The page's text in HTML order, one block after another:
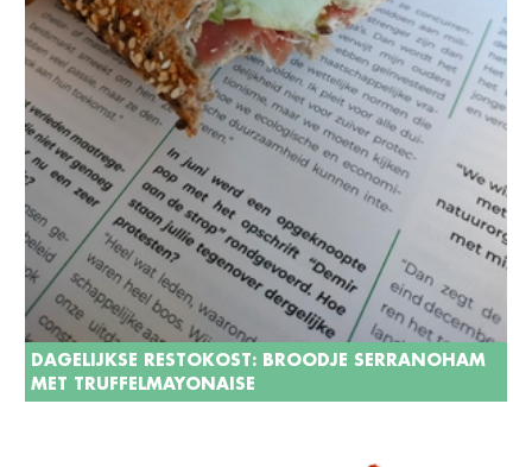
DAGELIJKSE RESTOKOST: BROODJE SERRANOHAM
MET TRUFFELMAYONAISE